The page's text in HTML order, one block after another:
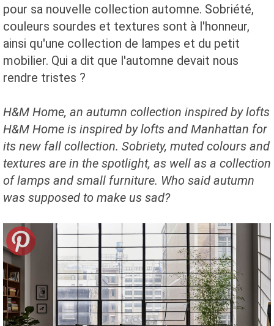
pour sa nouvelle collection automne. Sobriété,
couleurs sourdes et textures sont à l'honneur,
ainsi qu'une collection de lampes et du petit
mobilier. Qui a dit que l'automne devait nous
rendre tristes ?
H&M Home, an autumn collection inspired by lofts
H&M Home is inspired by lofts and Manhattan for
its new fall collection. Sobriety, muted colours and
textures are in the spotlight, as well as a collection
of lamps and small furniture. Who said autumn
was supposed to make us sad?